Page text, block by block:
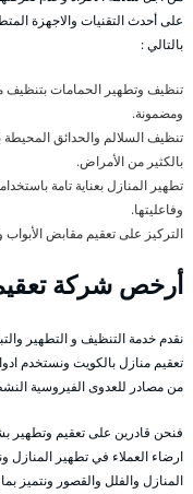
على أحدث التقنيات والاجهزة
بالتالي :
تنظيف وتطهير الحمامات بتنظيف
ومضمونة.
تنظيف السلالم والحدائق المحيطة
بالكثير من الأمراض.
تطهير المنازل بعناية تامة
وفاعليتها.
التركيز على تعقيم مقابض
أرخص شركة
نقدم خدمة التنظيف و التطهير
تعقيم منازل بالكويت ونستخدم
من مصادر للعدوى الفيروسية
فنحن قادرين على تعقيم وتطهير
ارضاء العملاء في تطهير
المنازل والفلل والقصور ونتميز